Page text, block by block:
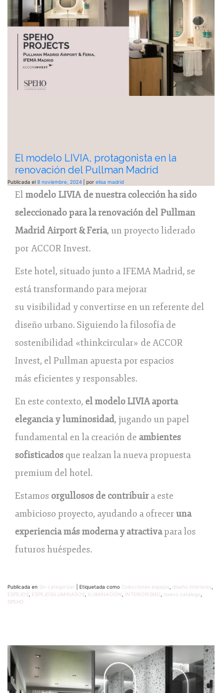
El modelo LIVIA, protagonista en la
renovación del Pullman Madrid
Publicada el 8 noviembre, 2024 por elisa madrid
El modelo LIVIA de nuestra colección ha sido
seleccionado para la renovación del Pullman
Madrid Airport & Feria, un proyecto liderado
por ACCOR Invest.
Este hotel, situado junto a IFEMA Madrid, se
está transformando para mejorar
su visibilidad y convertirse en un referente del
diseño urbano. Siguiendo la filosofía de
sostenibilidad «thinkcircular» de ACCOR
Invest, el Pullman apuesta por espacios
más eficientes y responsables.
En este contexto, el modelo LIVIA aporta
elegancia y luminosidad, jugando un papel
fundamental en la creación de ambientes
sofisticados que realzan la nueva propuesta
premium del hotel.
Estamos orgullosos de contribuira este
ambicioso proyecto, ayudando a ofreceruna
experiencia más moderna y atractivapara los
futuros huéspedes.
Publicada en Sin categorizar Etiquetada como Colecciones espejos diseño interiores
ESPEJOS ESPEJOSILUMINADOS ILUMINACIÓN INTERIORISMO nuevo catálogo
SPEHO